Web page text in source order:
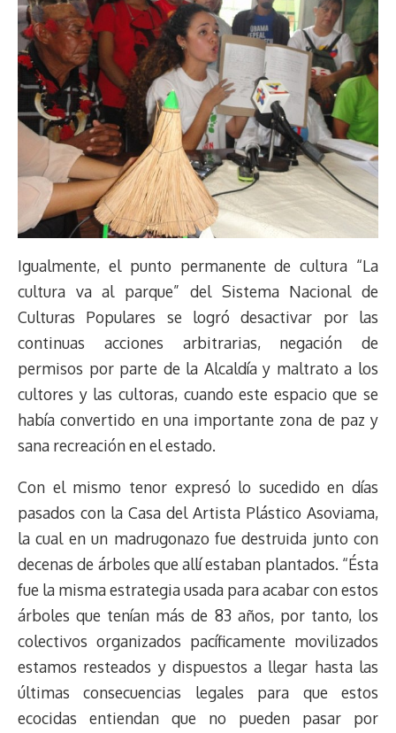
Igualmente, el punto permanente de cultura “La
cultura va al parque” del Sistema Nacional de
Culturas Populares se logró desactivar por las
continuas acciones arbitrarias, negación de
permisos por parte de la Alcaldía y maltrato a los
cultores y las cultoras, cuando este espacio que se
había convertido en una importante zona de paz y
sana recreación en el estado.
Con el mismo tenor expresó lo sucedido en días
pasados con la Casa del Artista Plástico Asoviama,
la cual en un madrugonazo fue destruida junto con
decenas de árboles que allí estaban plantados. “Ésta
fue la misma estrategia usada para acabar con estos
árboles que tenían más de 83 años, por tanto, los
colectivos organizados pacíficamente movilizados
estamos resteados y dispuestos a llegar hasta las
últimas consecuencias legales para que estos
ecocidas entiendan que no pueden pasar por